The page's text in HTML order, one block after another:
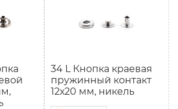
34 L Кнопка краевая
пружинный контакт
12х20 мм, никель